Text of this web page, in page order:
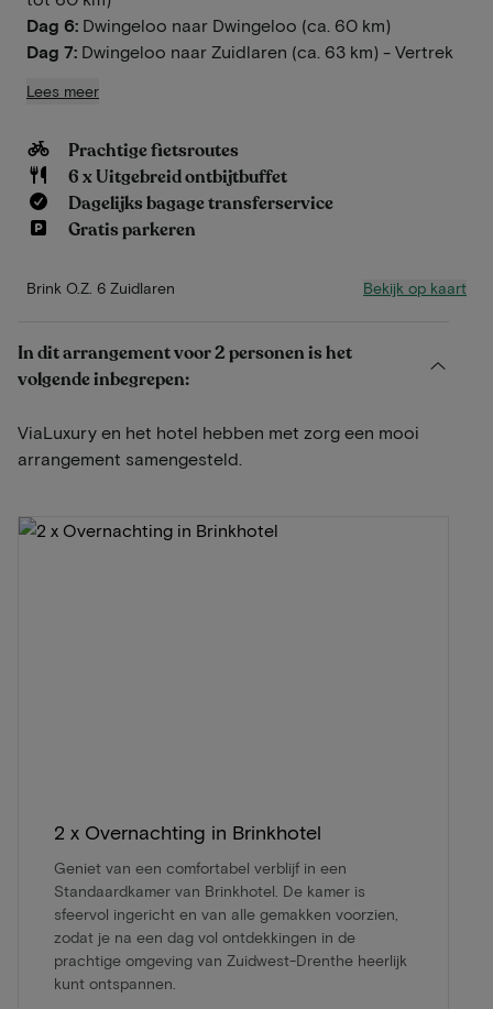
Dag 6: Dwingeloo naar Dwingeloo (ca. 60 km)
Dag 7: Dwingeloo naar Zuidlaren (ca. 63 km) - Vertrek
Lees meer
Prachtige fietsroutes
6 x Uitgebreid ontbijtbuffet
Dagelijks bagage transferservice
Gratis parkeren
Brink O.Z. 6 Zuidlaren Bekijk op kaart
In dit arrangement voor 2 personen is het
volgende inbegrepen:
ViaLuxury en het hotel hebben met zorg een mooi
arrangement samengesteld.
2 x Overnachting in Brinkhotel
Geniet van een comfortabel verblijf in een
Standaardkamer van Brinkhotel. De kamer is
sfeervol ingericht en van alle gemakken voorzien,
zodat je na een dag vol ontdekkingen in de
prachtige omgeving van Zuidwest-Drenthe heerlijk
kunt ontspannen.